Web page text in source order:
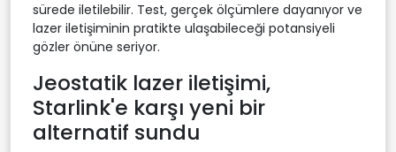
sürede iletilebilir. Test, gerçek ölçümlere dayanıyor ve
lazer iletişiminin pratikte ulaşabileceği potansiyeli
gözler önüne seriyor.
Jeostatik lazer iletişimi,
Starlink'e karşı yeni bir
alternatif sundu